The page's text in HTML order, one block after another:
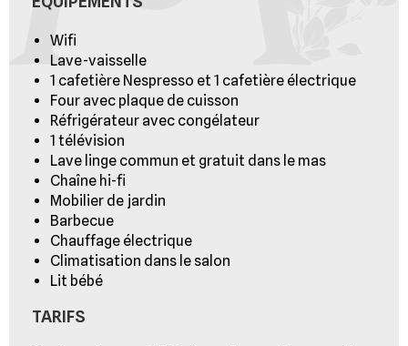
Wifi
Lave-vaisselle
1 cafetière Nespresso et 1 cafetière électrique
Four avec plaque de cuisson
Réfrigérateur avec congélateur
1 télévision
Lave linge commun et gratuit dans le mas
Chaîne hi-fi
Mobilier de jardin
Barbecue
Chauffage électrique
Climatisation dans le salon
Lit bébé
TARIFS